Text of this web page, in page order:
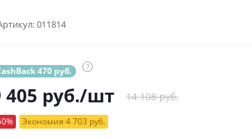
011814
470 руб. ?
405 руб./шт 14 108 руб.
Экономия 4 703 руб.